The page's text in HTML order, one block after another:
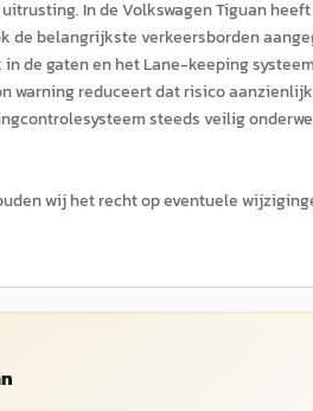
In de Volkswagen Tiguan
belangrijkste verkeersborden
de gaten en het Lane-keeping
reduceert dat risico
steeds veilig
wij het recht op eventuele